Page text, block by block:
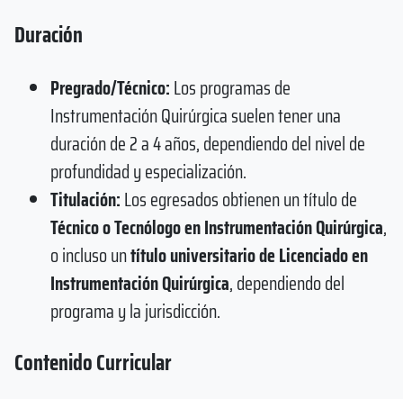
Duración
Pregrado/Técnico:Los programas de
Instrumentación Quirúrgica suelen tener una
duración de 2 a 4 años, dependiendo del nivel de
profundidad y especialización.
Titulación:Los egresados obtienen un título de
Técnico o Tecnólogo enInstrumentación Quirúrgica,
o incluso untítulo universitario de Licenciado en
Instrumentación Quirúrgica, dependiendo del
programa y la jurisdicción.
Contenido Curricular